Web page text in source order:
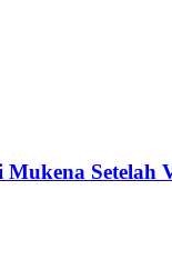
Setelah